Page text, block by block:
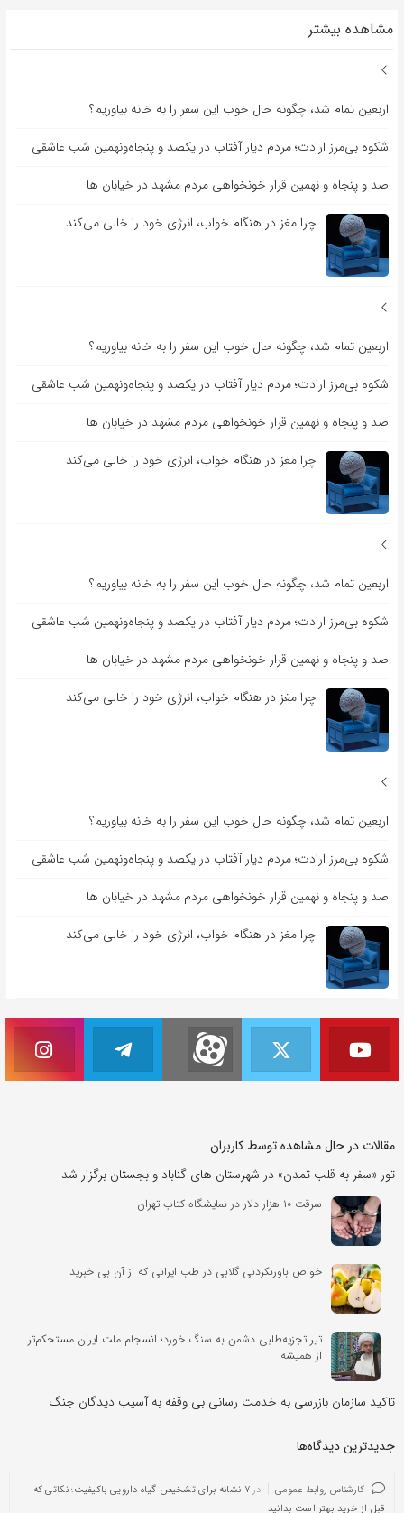
مشاهده بیشتر
اربعین تمام شد، چگونه حال خوب این سفر را به خانه بیاوریم؟
شکوه بی‌مرز ارادت؛ مردم دیار آفتاب در یکصد و پنجاه‌ونهمین شب عاشقی
صد و پنجاه و نهمین قرار خونخواهی مردم مشهد در خیابان ها
چرا مغز در هنگام خواب، انرژی خود را خالی می‌کند
اربعین تمام شد، چگونه حال خوب این سفر را به خانه بیاوریم؟
شکوه بی‌مرز ارادت؛ مردم دیار آفتاب در یکصد و پنجاه‌ونهمین شب عاشقی
صد و پنجاه و نهمین قرار خونخواهی مردم مشهد در خیابان ها
چرا مغز در هنگام خواب، انرژی خود را خالی می‌کند
اربعین تمام شد، چگونه حال خوب این سفر را به خانه بیاوریم؟
شکوه بی‌مرز ارادت؛ مردم دیار آفتاب در یکصد و پنجاه‌ونهمین شب عاشقی
صد و پنجاه و نهمین قرار خونخواهی مردم مشهد در خیابان ها
چرا مغز در هنگام خواب، انرژی خود را خالی می‌کند
اربعین تمام شد، چگونه حال خوب این سفر را به خانه بیاوریم؟
شکوه بی‌مرز ارادت؛ مردم دیار آفتاب در یکصد و پنجاه‌ونهمین شب عاشقی
صد و پنجاه و نهمین قرار خونخواهی مردم مشهد در خیابان ها
چرا مغز در هنگام خواب، انرژی خود را خالی می‌کند
مقالات در حال مشاهده توسط کاربران
تور «سفر به قلب تمدن» در شهرستان های گناباد و بجستان برگزار شد
سرقت ۱۰ هزار دلار در نمایشگاه کتاب تهران
خواص باورنکردنی گلابی در طب ایرانی که از آن بی خبرید
تیر تجزیه‌طلبی دشمن به سنگ خورد؛ انسجام ملت ایران مستحکم‌تر
از همیشه
تاکید سازمان بازرسی به خدمت رسانی بی وقفه به آسیب دیدگان جنگ
جدیدترین دیدگاه‌‌ها
کارشناس روابط عمومی در
۷ نشانه برای تشخیص گیاه دارویی باکیفیت؛ نکاتی که
قبل از خرید بهتر است بدانید